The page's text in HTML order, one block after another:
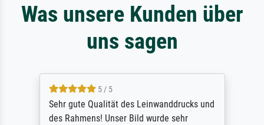
Was unsere Kunden über
uns sagen
5 / 5
Sehr gute Qualität des Leinwanddrucks und
des Rahmens! Unser Bild wurde sehr